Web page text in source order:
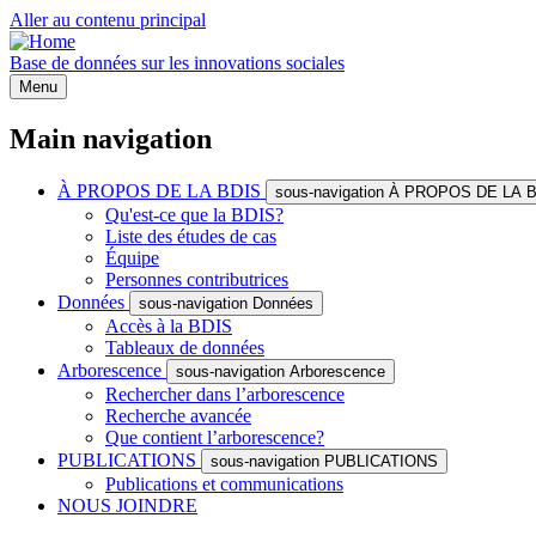
Aller au contenu principal
Base de données sur les innovations sociales
Menu
Main navigation
À PROPOS DE LA BDIS sous-navigation À PROPOS DE LA
Qu'est-ce que la BDIS?
Liste des études de cas
Équipe
Personnes contributrices
Données
sous-navigation Données
Accès à la BDIS
Tableaux de données
Arborescence
sous-navigation Arborescence
Rechercher dans l’arborescence
Recherche avancée
Que contient l’arborescence?
PUBLICATIONS
sous-navigation PUBLICATIONS
Publications et communications
NOUS JOINDRE